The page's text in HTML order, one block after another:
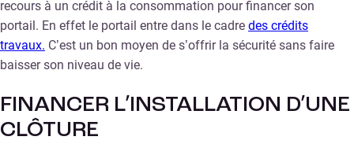
recours à un crédit à la consommation pour financer son
portail. En effet le portail entre dans le cadre des crédits
travaux. C’est un bon moyen de s’offrir la sécurité sans faire
baisser son niveau de vie.
FINANCER L’INSTALLATION D’UNE
CLÔTURE